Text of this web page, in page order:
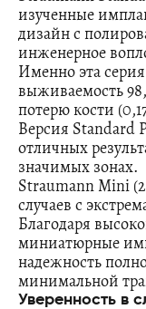
изученные
дизайн с
инженерное
Именно эта
выживаемость
потерю кости
Версия Standard
отличных
значимых зонах.
Straumann Mini
случаев с
Благодаря
миниатюрные
надежность
минимальной
Уверенность в